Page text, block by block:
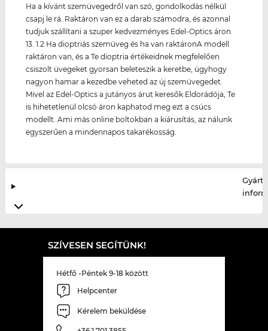
Ha a kívánt szemüvegedről van szó, gondolkodás nélkül
csapj le rá. Raktáron van ez a darab számodra, és azonnal
tudjuk szállítani a szuper kedvezményes Edel-Optics áron.
13. 1.2 Ha dioptriás szemüveg és ha van raktáronA modell
raktáron van, és a Te dioptria értékeidnek megfelelően
csiszolt üvegeket gyorsan beleteszik a keretbe, úgyhogy
nagyon hamar a kezedbe veheted az új szemüvegedet.
Mivel az Edel-Optics a jutányos árut keresők Eldorádója, Te
is hihetetlenül olcsó áron kaphatod meg ezt a csúcs
modellt. Ami más online boltokban a kiárusítás, az nálunk
egyszerűen a mindennapos takarékosság.
SZÍVESEN SEGÍTÜNK!
Hétfő -Péntek 9-18 között
Helpcenter
Kérelem beküldése